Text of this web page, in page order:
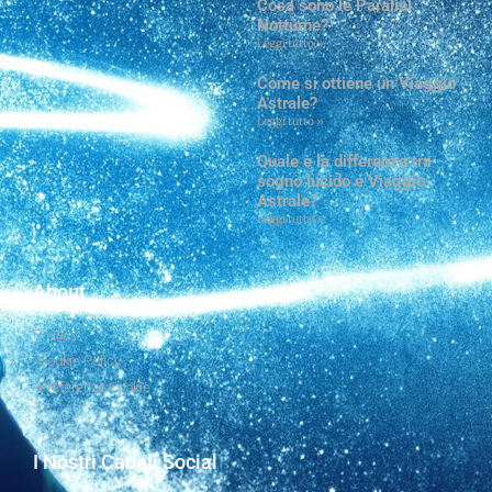
Cosa sono le Paralisi
Notturne?
Leggi tutto »
Come si ottiene un Viaggio
Astrale?
Leggi tutto »
Quale è la differenza tra
sogno lucido e Viaggio
Astrale?
Leggi tutto »
About
Privacy
Cookie Policy
Preferenze Cookie
I Nostri Canali Social